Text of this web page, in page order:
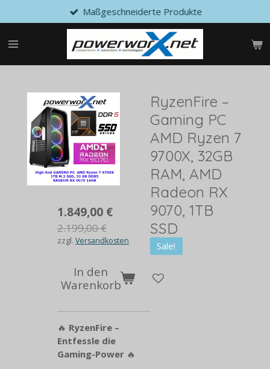
Hauptinhalt
springen
Maßgeschneiderte Produkte
RyzenFire –
Gaming PC
AMD Ryzen 7
9700X, 32GB
RAM, AMD
Radeon RX
9070, 1TB
SSD
Sale!
1.849,00 €
2.199,00 €
zzgl. Versandkosten
In den
Warenkorb
🔥 RyzenFire –
Entfessle die
Gaming-Power🔥